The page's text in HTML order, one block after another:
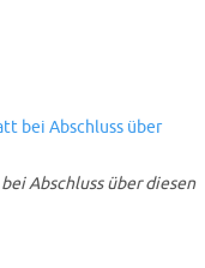
Abschluss über diesen